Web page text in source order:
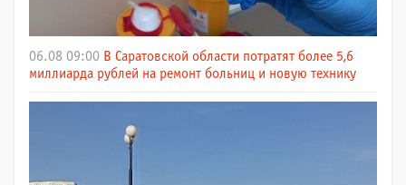
06.08 09:00 В Саратовской области потратят более 5,6
миллиарда рублей на ремонт больниц и новую технику